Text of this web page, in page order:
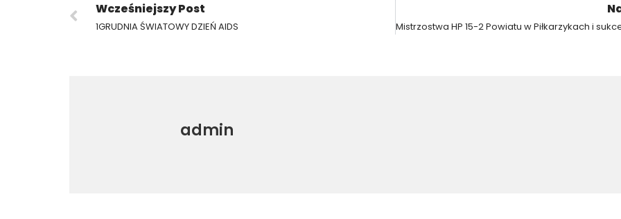
Wcześniejszy Post
1GRUDNIA ŚWIATOWY DZIEŃ AIDS
admin